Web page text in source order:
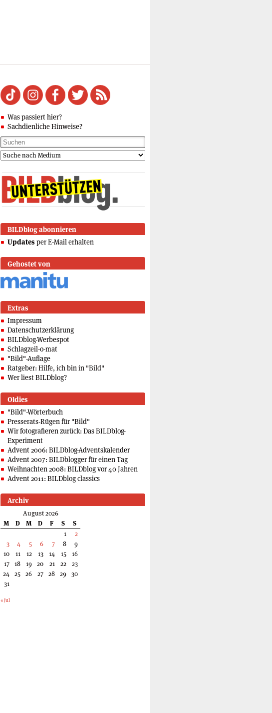
Was passiert hier?
Sachdienliche Hinweise?
BILDblog abonnieren
Updates per E-Mail erhalten
Gehostet von
Extras
Impressum
Datenschutzerklärung
BILDblog-Werbespot
Schlagzeil-o-mat
"Bild"-Auflage
Ratgeber: Hilfe, ich bin in "Bild"
Wer liest BILDblog?
Oldies
"Bild"-Wörterbuch
Presserats-Rügen für "Bild"
Wir fotografieren zurück: Das BILDblog-
Experiment
Advent 2006: BILDblog-Adventskalender
Advent 2007: BILDblogger für einen Tag
Weihnachten 2008: BILDblog vor 40 Jahren
Advent 2011: BILDblog classics
Archiv
August 2026
M
D M D F S
S
1
2
3
4 5 6 7 8
9
10
11 12 13 14 15
16
17 18 19 20 21 22
23
24 25 26 27 28 29 30
31
« Jul